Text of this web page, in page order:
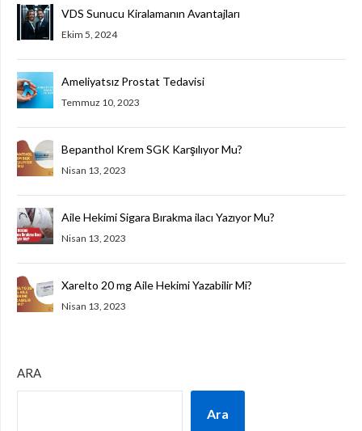
VDS Sunucu Kiralamanın Avantajları
Ekim 5, 2024
Ameliyatsız Prostat Tedavisi
Temmuz 10, 2023
Bepanthol Krem SGK Karşılıyor Mu?
Nisan 13, 2023
Aile Hekimi Sigara Bırakma ilacı Yazıyor Mu?
Nisan 13, 2023
Xarelto 20 mg Aile Hekimi Yazabilir Mi?
Nisan 13, 2023
ARA
Ara